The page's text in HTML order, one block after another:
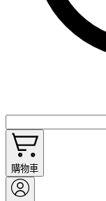
購物車